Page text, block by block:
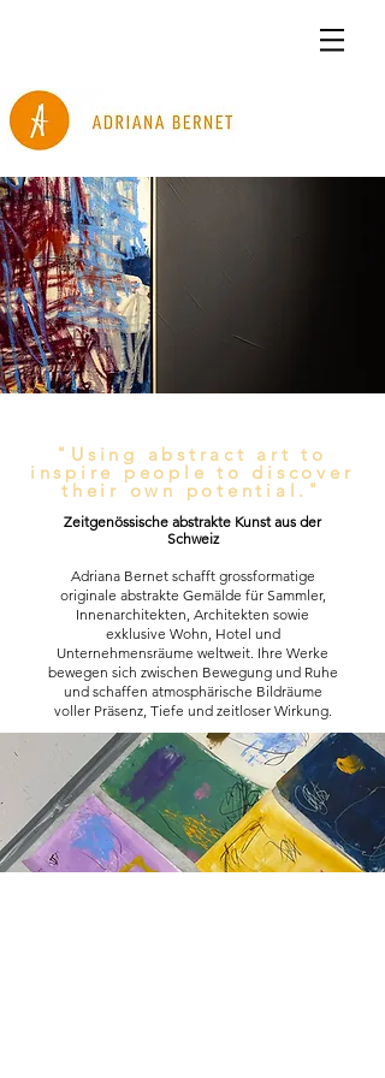
"Using abstract art to
inspire people to discover
their own potential."
Zeitgenössische abstrakte Kunst aus der
Schweiz
Adriana Bernet schafft grossformatige
originale abstrakte Gemälde für Sammler,
Innenarchitekten, Architekten sowie
exklusive Wohn, Hotel und
Unternehmensräume weltweit. Ihre Werke
bewegen sich zwischen Bewegung und Ruhe
und schaffen atmosphärische Bildräume
voller Präsenz, Tiefe und zeitloser Wirkung.